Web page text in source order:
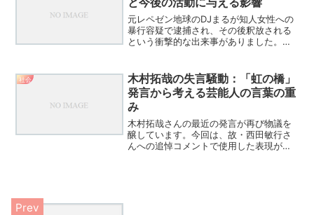
元レペゼン地球のDJまるが知人女性への
暴行容疑で逮捕され、その後釈放される
という衝撃的な出来事がありました。こ
詳しく解説します。DJまる逮捕から釈放
までの経緯と謝罪文の内...
社会
木村拓哉の失言騒動：「虹の橋」
発言から考える芸能人の言葉の重
み
木村拓哉さんの最近の発言が再び物議を
醸しています。今回は、故・西田敏行さ
んへの追悼コメントで使用した表現が問